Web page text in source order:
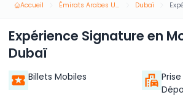
Accueil Émirats Arabes Unis Dubaï
Expérience Signature en
Dubaï
Billets Mobiles